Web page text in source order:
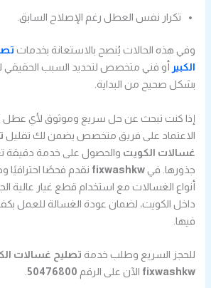
تكرار نفس العطل رغم الإصلاح السابق.
وفي هذه الحالات يُنصح بالاستعانة بخدمات
الكبير أو فني متخصص لتحديد السبب
بشكل صحيح من البداية.
إذا كنت تبحث عن حل سريع وموثوق لأي عطل
الاعتماد على فريق متخصص يضمن لك تقليل
غسالات الكويت والحصول على خدمة دقيقة
جذورها. فيfixwashkw نقدم فحصًا احترافيًا
أنواع الغسالات مع استخدام قطع غيار عالية
داخل الكويت، لضمان عودة الغسالة للعمل
فيها.
للحجز السريع وطلب خدمة تصليح غسالات
fixwashkw الآن على الرقم 50476800